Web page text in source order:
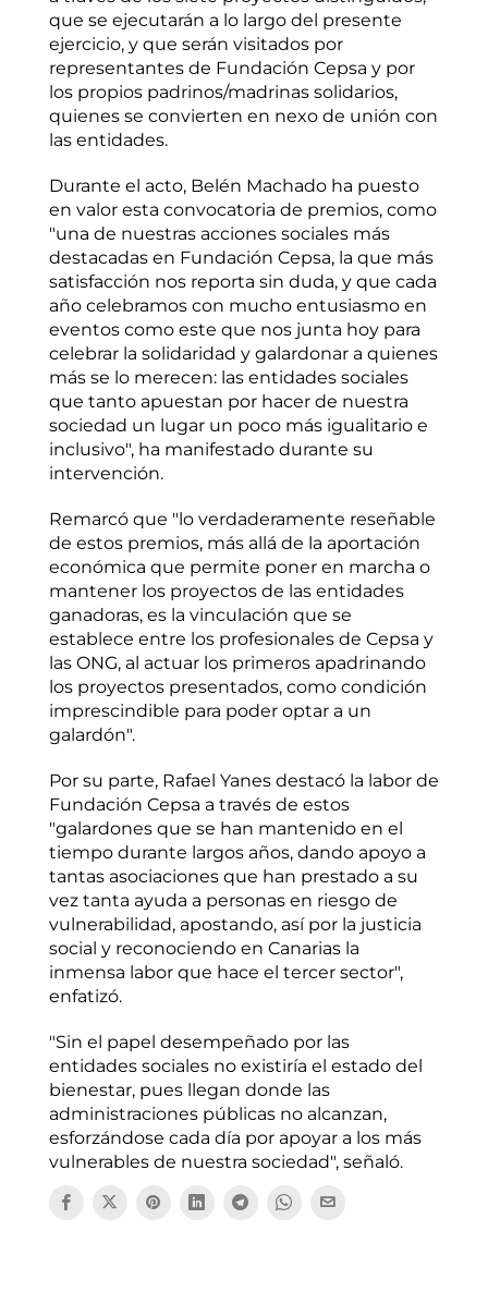
que se ejecutarán a lo largo del presente
ejercicio, y que serán visitados por
representantes de Fundación Cepsa y por
los propios padrinos/madrinas solidarios,
quienes se convierten en nexo de unión con
las entidades.
Durante el acto, Belén Machado ha puesto
en valor esta convocatoria de premios, como
"una de nuestras acciones sociales más
destacadas en Fundación Cepsa, la que más
satisfacción nos reporta sin duda, y que cada
año celebramos con mucho entusiasmo en
eventos como este que nos junta hoy para
celebrar la solidaridad y galardonar a quienes
más se lo merecen: las entidades sociales
que tanto apuestan por hacer de nuestra
sociedad un lugar un poco más igualitario e
inclusivo", ha manifestado durante su
intervención.
Remarcó que "lo verdaderamente reseñable
de estos premios, más allá de la aportación
económica que permite poner en marcha o
mantener los proyectos de las entidades
ganadoras, es la vinculación que se
establece entre los profesionales de Cepsa y
las ONG, al actuar los primeros apadrinando
los proyectos presentados, como condición
imprescindible para poder optar a un
galardón".
Por su parte, Rafael Yanes destacó la labor de
Fundación Cepsa a través de estos
"galardones que se han mantenido en el
tiempo durante largos años, dando apoyo a
tantas asociaciones que han prestado a su
vez tanta ayuda a personas en riesgo de
vulnerabilidad, apostando, así por la justicia
social y reconociendo en Canarias la
inmensa labor que hace el tercer sector",
enfatizó.
"Sin el papel desempeñado por las
entidades sociales no existiría el estado del
bienestar, pues llegan donde las
administraciones públicas no alcanzan,
esforzándose cada día por apoyar a los más
vulnerables de nuestra sociedad", señaló.